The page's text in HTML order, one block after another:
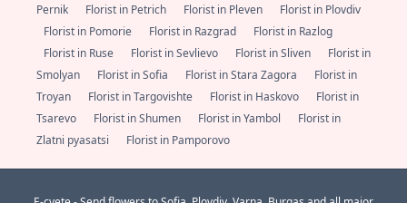
Pernik
Florist in Petrich Florist in Pleven
Florist in Plovdiv
Florist in Pomorie
Florist in Razgrad
Florist in Razlog
Florist in Ruse
Florist in Sevlievo Florist in Sliven
Florist in
Smolyan
Florist in Sofia Florist in Stara Zagora
Florist in
Troyan
Florist in Targovishte Florist in Haskovo
Florist in
Tsarevo
Florist in Shumen Florist in Yambol
Florist in
Zlatni pyasatsi
Florist in Pamporovo